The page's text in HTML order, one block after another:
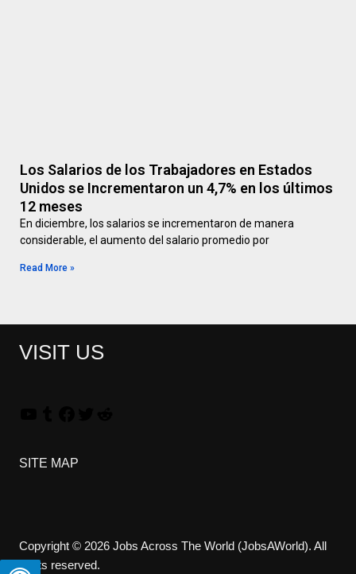
Los Salarios de los Trabajadores en Estados
Unidos se Incrementaron un 4,7% en los últimos
12 meses
En diciembre, los salarios se incrementaron de manera
considerable, el aumento del salario promedio por
Read More »
VISIT US
SITE MAP
Copyright © 2026 Jobs Across The World (JobsAWorld). All
rights reserved.